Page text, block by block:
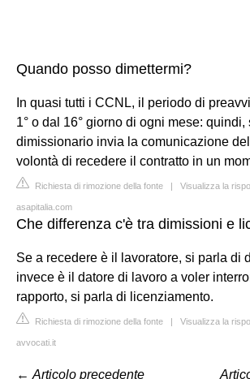
Quando posso dimettermi?
In quasi tutti i CCNL, il periodo di
1° o dal 16° giorno di ogni mese:
dimissionario invia la comunicazione
volontà di recedere il contratto in un
Richiesta di rimozione della fonte | Visualizza la
asapitalia.com
Che differenza c'è tra dimissioni e
Se a recedere è il lavoratore, si parla di
invece è il datore di lavoro a voler
rapporto, si parla di licenziamento.
Richiesta di rimozione della fonte | Visualizza la
avvocati.it
← Articolo precedente